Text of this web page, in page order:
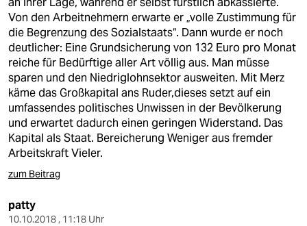
Von den Arbeitnehmern erwarte er „volle Zustimmung für
die Begrenzung des Sozialstaats“. Dann wurde er noch
deutlicher: Eine Grundsicherung von 132 Euro pro Monat
reiche für Bedürftige aller Art völlig aus. Man müsse
sparen und den Niedriglohnsektor ausweiten. Mit Merz
käme das Großkapital ans Ruder,dieses setzt auf ein
umfassendes politisches Unwissen in der Bevölkerung
und erwartet dadurch einen geringen Widerstand. Das
Kapital als Staat. Bereicherung Weniger aus fremder
Arbeitskraft Vieler.
zum Beitrag
patty
10.10.2018 , 11:18 Uhr